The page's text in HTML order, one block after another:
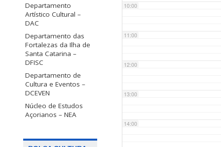
Departamento
Artístico Cultural –
DAC
Departamento das
Fortalezas da Ilha de
Santa Catarina –
DFISC
Departamento de
Cultura e Eventos –
DCEVEN
Núcleo de Estudos
Açorianos – NEA
10:00
11:00
12:00
13:00
14:00